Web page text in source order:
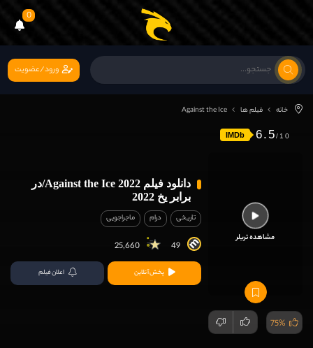
0
ورود/عضویت
خانه فیلم ها Against the Ice
IMDb 6.5
مشاهده تریلر
75%
دانلود فیلم Against the Ice 2022/در
برابر یخ 2022
تاریخی
درام ماجراجویی
49
25,660
پخش آنلاین اعلان فیلم